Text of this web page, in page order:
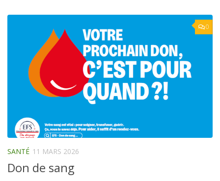
0
SANTÉ 11 MARS 2026
Don de sang